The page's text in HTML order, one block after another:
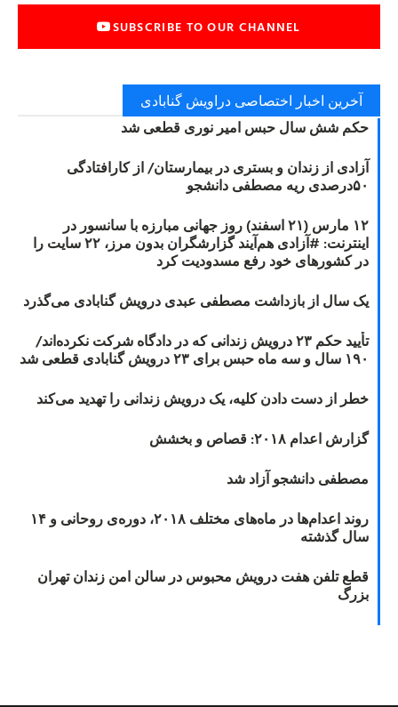
SUBSCRIBE TO OUR CHANNEL
آخرین اخبار اختصاصی دراویش گنابادی
حکم شش سال حبس امیر نوری قطعی شد
آزادی از زندان و بستری در بیمارستان/ از کارافتادگی
۵۰درصدی ریه مصطفی دانشجو
۱۲ مارس (۲۱ اسفند) روز جهانی مبارزه با سانسور در
اینترنت: #آزادی هم‌آیند گزارشگران‌ بدون مرز، ۲۲ سایت را
در کشورهای خود رفع مسدودیت کرد
یک سال از بازداشت مصطفی عبدی درویش گنابادی می‌گذرد
تأیید حکم ۲۳ درویش زندانی که در دادگاه شرکت نکرده‌اند/
۱۹۰ سال و سه ماه حبس برای ۲۳ درویش گنابادی قطعی شد
خطر از دست دادن کلیه، یک درویش زندانی را تهدید می‌کند
گزارش اعدام ۲۰۱۸: قصاص و بخشش
مصطفی دانشجو آزاد شد
روند اعدام‌ها در ماه‌های مختلف ۲۰۱۸، دوره‌ی روحانی و ۱۴
سال گذشته
قطع تلفن هفت درویش محبوس در سالن امن زندان تهران
بزرگ